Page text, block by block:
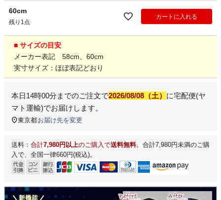
60cm
残り1点
カートに入れる
■ サイズの目安
メーカー表記 58cm、60cm
実寸サイズ：ほぼ表記どおり
本日14時00分 までのご注文で2026/08/08（土） に宅配便(ヤ
マト運輸)でお届けします。
東京都お届け先を変更
送料： 合計7,980円以上のご購入で送料無料。合計7,980円未満のご購
入で、全国一律660円(税込)。